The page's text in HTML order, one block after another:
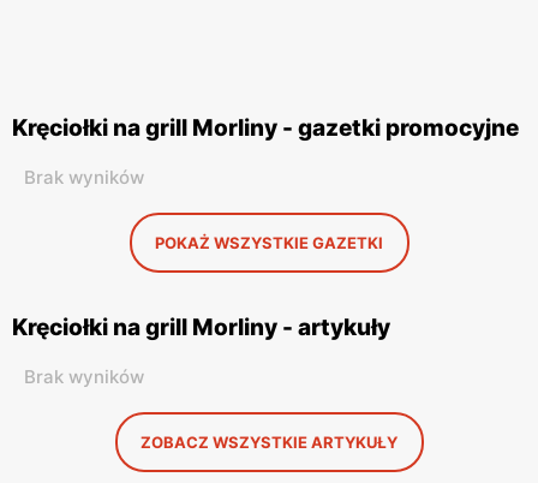
Kręciołki na grill Morliny - gazetki promocyjne
Brak wyników
POKAŻ WSZYSTKIE GAZETKI
Kręciołki na grill Morliny - artykuły
Brak wyników
ZOBACZ WSZYSTKIE ARTYKUŁY